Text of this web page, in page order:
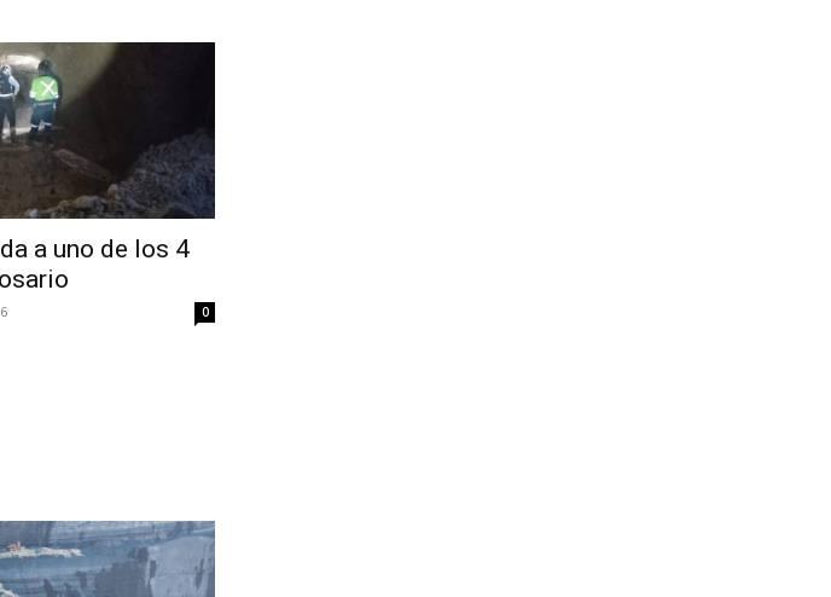
a uno de los 4
0